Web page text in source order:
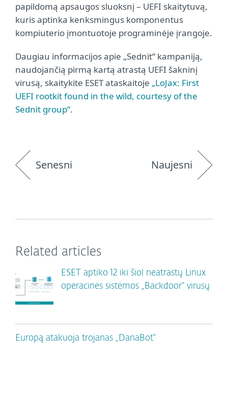
papildomą apsaugos sluoksnį – UEFI skaitytuvą,
kuris aptinka kenksmingus komponentus
kompiuterio įmontuotoje programinėje įrangoje.
Daugiau informacijos apie „Sednit“ kampaniją,
naudojančią pirmą kartą atrastą UEFI šakninį
virusą, skaitykite ESET ataskaitoje „LoJax: First
UEFI rootkit found in the wild, courtesy of the
Sednit group“.
Senesni Naujesni
Related articles
ESET aptiko 12 iki šiol neatrastų Linux
operacinės sistemos „Backdoor“ virusų
Europą atakuoja trojanas „DanaBot“